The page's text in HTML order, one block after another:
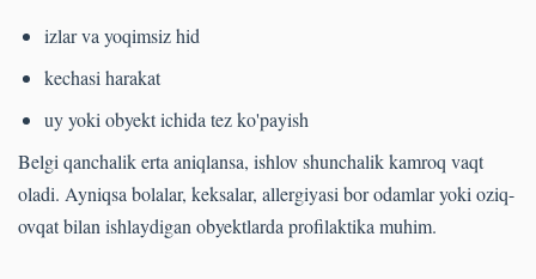
izlar va yoqimsiz hid
kechasi harakat
uy yoki obyekt ichida tez ko'payish
Belgi qanchalik erta aniqlansa, ishlov shunchalik kamroq vaqt
oladi. Ayniqsa bolalar, keksalar, allergiyasi bor odamlar yoki oziq-
ovqat bilan ishlaydigan obyektlarda profilaktika muhim.